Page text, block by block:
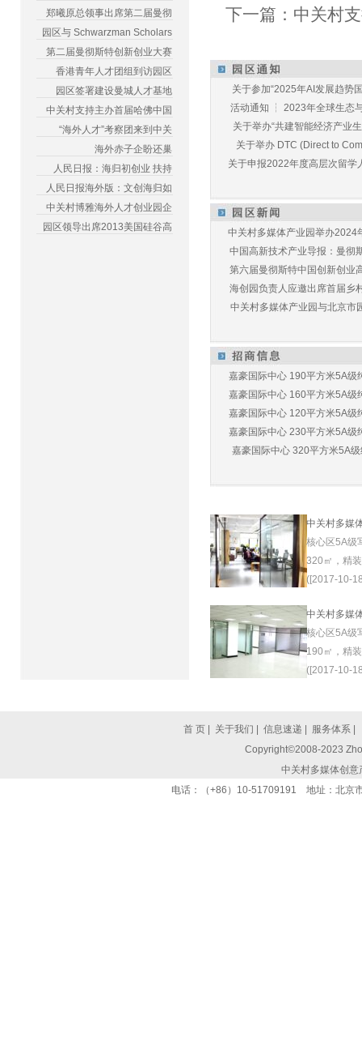
郑曦原总领事出席第二届曼彻
园区与 Schwarzman Scholars
第二届曼彻斯特创新创业大赛
香港青年人才团组到访园区
园区签署建设曼城人才基地
中关村支持主办首届哈佛中国
“海外人才”考察团来到中关
海外赤子企盼还巢
人民日报：海归初创业 扶持
人民日报海外版：文创海归如
中关村博雅海外人才创业园企
园区领导出席2013美国硅谷高
下一篇： 中关村
关于参加“2025年AI发展趋势
活动通知 ┆ 2023年全球生态
关于举办“共建智能经济产业
关于举办 DTC (Direct to
关于申报2022年度高层次留学
中关村多媒体产业园举办2024
中国高新技术产业导报：曼彻
第六届曼彻斯特中国创新创业
海创园负责人应邀出席首届乡
中关村多媒体产业园与北京市
嘉豪国际中心 190平方米5A级
嘉豪国际中心 160平方米5A级
嘉豪国际中心 120平方米5A级
嘉豪国际中心 230平方米5A级
嘉豪国际中心 320平方米5A
中关村多媒
核心区5A级
320㎡，精
([2017-10-
中关村多媒
核心区5A级
190㎡，精
([2017-10-
首 页 关于我们 信息速递 服务体系
Copyright©2008-2023
中关村多媒体创
电话：（+86）10-51709191 地址：北京